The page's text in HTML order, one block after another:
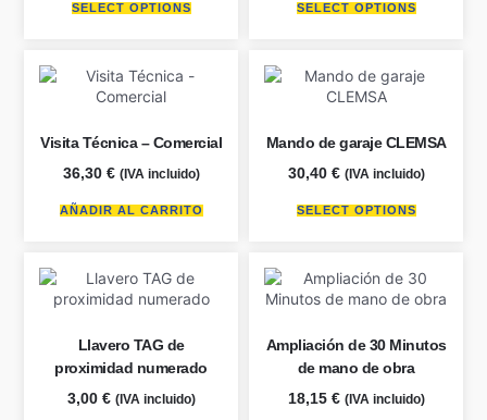
SELECT OPTIONS SELECT OPTIONS
Visita Técnica – Comercial
36,30 € (IVA incluido)
AÑADIR AL CARRITO
Mando de garaje CLEMSA
30,40 € (IVA incluido)
SELECT OPTIONS
Llavero TAG de
proximidad numerado
3,00 € (IVA incluido)
Ampliación de 30 Minutos
de mano de obra
18,15 € (IVA incluido)